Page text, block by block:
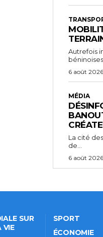
Autrefois
6 août 2026
MÉDIA
La cité
de...
6 août 2026
SUR
VIE
SPORT
ÉCONOMIE